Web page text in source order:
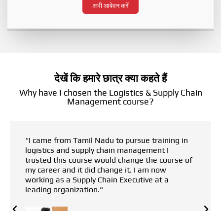
अभी आवेदन करें
देखें कि हमारे छात्र क्या कहते हैं
Why have I chosen the Logistics & Supply Chain
Management course?
“My father has a small business. I discontinued
my studies after class 12th due to financial
issues. I approached Tech Mahindra SMART
Academy for Logistics to discuss any career
possibilities in the field of Logistics and supply
chain management. I enrolled myself in the